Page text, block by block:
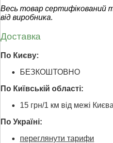
Весь товар сертифікований
від виробника.
Доставка
По Києву:
БЕЗКОШТОВНО
По Київській області:
15 грн/1 км від межі Києва
По Україні:
переглянути тарифи